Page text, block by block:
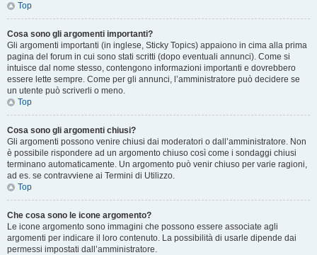
Top
Cosa sono gli argomenti importanti?
Gli argomenti importanti (in inglese, Sticky Topics) appaiono in cima alla prima
pagina del forum in cui sono stati scritti (dopo eventuali annunci). Come si
intuisce dal nome stesso, contengono informazioni importanti e dovrebbero
essere lette sempre. Come per gli annunci, l’amministratore può decidere se
un utente può scriverli o meno.
Top
Cosa sono gli argomenti chiusi?
Gli argomenti possono venire chiusi dai moderatori o dall’amministratore. Non
è possibile rispondere ad un argomento chiuso così come i sondaggi chiusi
terminano automaticamente. Un argomento può venir chiuso per varie ragioni,
ad es. se contravviene ai Termini di Utilizzo.
Top
Che cosa sono le icone argomento?
Le icone argomento sono immagini che possono essere associate agli
argomenti per indicare il loro contenuto. La possibilità di usarle dipende dai
permessi impostati dall’amministratore.